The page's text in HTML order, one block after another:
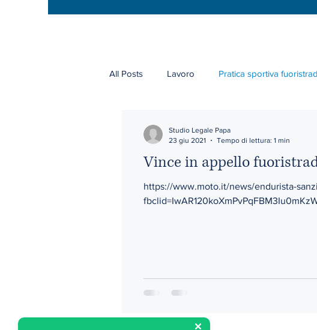
All Posts Lavoro Pratica sportiva
Vince in appello
https://www.moto.it/news/endurista-
Studio Legale Papa
23 giu 2021
Tempo di lettura: 1 min